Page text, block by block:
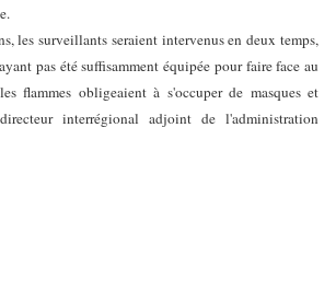
les surveillants seraient intervenus en deux temps,
pas été suffisamment équipée pour faire face au
flammes obligeaient à s'occuper de masques et
interrégional adjoint de l'administration